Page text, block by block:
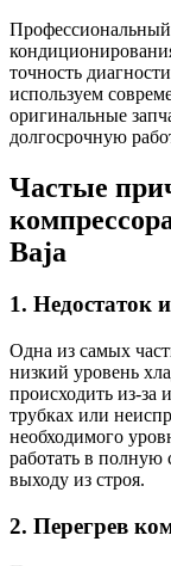
Профессиональный
точность
используем
оригинальные
долгосрочную
Частые
Baja
1. Недостаток
Одна из самых
низкий уровень
происходить из-
трубках или
необходимого
работать в полную
выходу из строя.
2. Перегрев